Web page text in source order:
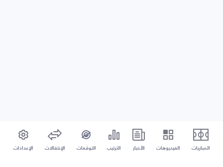
المباريات الفيديوهات الأخبار الترتيب التوقعات الإنتقالات الإعدادات